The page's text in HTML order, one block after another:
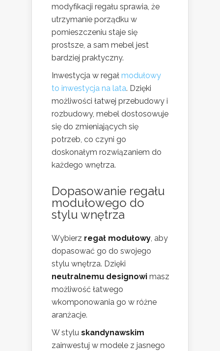
modyfikacji regału sprawia, że
utrzymanie porządku w
pomieszczeniu staje się
prostsze, a sam mebel jest
bardziej praktyczny.
Inwestycja w regał modułowy
to inwestycja na lata. Dzięki
możliwości łatwej przebudowy i
rozbudowy, mebel dostosowuje
się do zmieniających się
potrzeb, co czyni go
doskonałym rozwiązaniem do
każdego wnętrza.
Dopasowanie regału
modułowego do
stylu wnętrza
Wybierz regał modułowy, aby
dopasować go do swojego
stylu wnętrza. Dzięki
neutralnemu designowi masz
możliwość łatwego
wkomponowania go w różne
aranżacje.
W stylu skandynawskim
zainwestuj w modele z jasnego